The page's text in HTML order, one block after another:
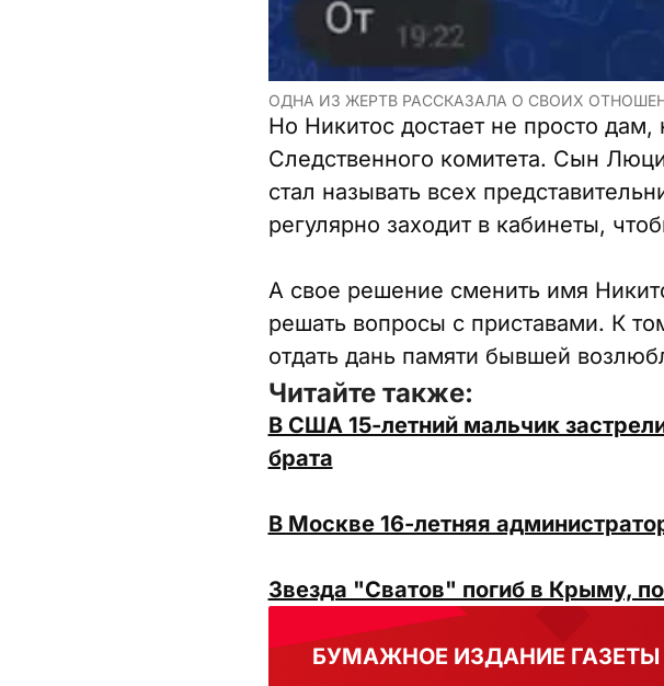
ОДНА ИЗ ЖЕРТВ РАССКАЗАЛА О СВОИХ
Но Никитос достает не просто
Следственного комитета. Сын
стал называть всех
регулярно заходит в кабинеты,
А свое решение сменить имя
решать вопросы с приставами. К
отдать дань памяти бывшей
Читайте также:
В США 15-летний мальчик
брата
В Москве 16-летняя
Звезда "Сватов" погиб в Крыму,
БУМАЖНОЕ ИЗДАНИЕ